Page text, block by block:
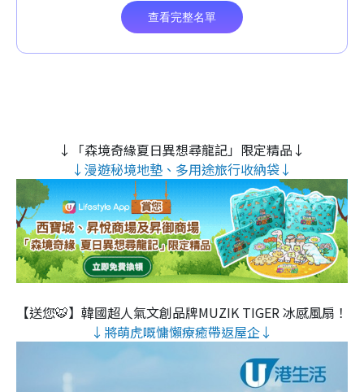
↓「森境奇緣夏日異想尋龍記」限定精品↓
↓漫遊秘境地墊、多用途旅行收納袋↓
【送您🐯】韓國超人氣文創品牌MUZIK TIGER 冰感風扇！
↓將萌虎嘅慵懶療癒帶返屋企↓